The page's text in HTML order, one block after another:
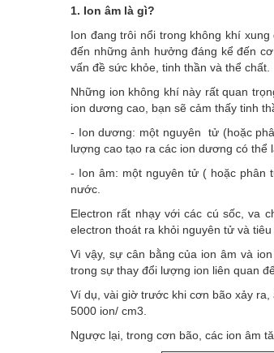
1. Ion âm là gì?
Ion đang trôi nổi trong không khí
đến những ảnh hưởng đáng kể đến
vấn đề sức khỏe, tinh thần và thể chất.
Những ion không khí này rất quan
ion dương cao, bạn sẽ cảm thấy tinh
- Ion dương: một nguyên tử (hoặc
lượng cao tạo ra các ion dương có thể
- Ion âm: một nguyên tử ( hoặc phân
nước.
Electron rất nhạy với các cú sốc, va
electron thoát ra khỏi nguyên tử và
Vì vậy, sự cân bằng của ion âm và
trong sự thay đổi lượng ion liên quan
Ví dụ, vài giờ trước khi cơn bão xảy
5000 ion/ cm3.
Ngược lại, trong cơn bão, các ion âm